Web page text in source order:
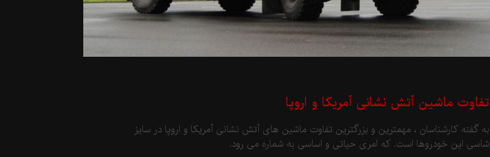
تفاوت ماشین آتش نشانی آمریکا و اروپا
به گفته کارشناسان ، مهمترین و بزرگترین تفاوت ماشین های آتش نشانی آمریکا و اروپا در سایز
شاسی این خودروها است. که امری حیاتی و اساسی به شماره می رود.